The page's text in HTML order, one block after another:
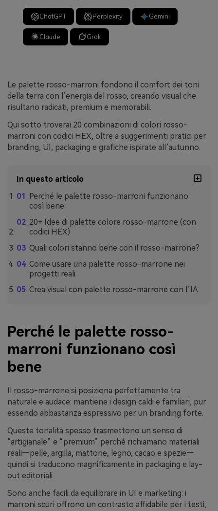
ChatGPT Perplexity Gemini
Claude Grok
Le palette rosso-marroni fondono il comfort dei toni
della terra con l’energia del rosso, creando visual che
risultano radicati, premium e memorabili.
Qui sotto troverai 20 combinazioni di colori rosso-
marroni con codici HEX, oltre a suggerimenti pratici per
branding, UI, packaging e grafiche ispirate all’autunno.
In questo articolo
Perché le palette rosso-marroni funzionano
così bene
20+ Idee di palette colore rosso-marrone (con
codici HEX)
Quali colori stanno bene con il rosso-marrone?
Come usare una palette rosso-marrone nei
progetti reali
Crea visual con palette rosso-marrone con l’IA
Perché le palette rosso-
marroni funzionano così
bene
Il rosso-marrone si posiziona perfettamente tra
naturale e audace: mantiene i design caldi e familiari, pur
essendo abbastanza espressivo per un branding forte.
Queste tonalità spesso trasmettono un senso di
“artigianale” e “premium” perché richiamano materiali
reali—pelle, argilla, mattone, legno, cacao e spezie—
quindi si traducono magnificamente in packaging e lay-
out editoriali.
Sono anche facili da equilibrare in UI e marketing: i
marroni scuri offrono un contrasto affidabile per i testi,